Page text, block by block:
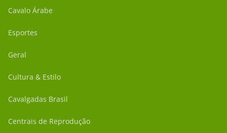
Cavalo Árabe
Esportes
Geral
Cultura & Estilo
Cavalgadas Brasil
Centrais de Reprodução